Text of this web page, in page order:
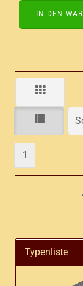
IN DEN
1
Typenliste